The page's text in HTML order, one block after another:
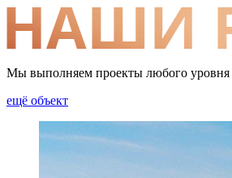
Мы выполняем проекты любого уровня
ещё объект